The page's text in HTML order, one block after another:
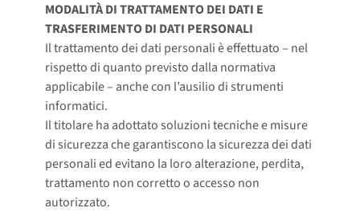
MODALITÀ DI TRATTAMENTO DEI DATI E
TRASFERIMENTO DI DATI PERSONALI
Il trattamento dei dati personali è effettuato – nel
rispetto di quanto previsto dalla normativa
applicabile – anche con l’ausilio di strumenti
informatici.
Il titolare ha adottato soluzioni tecniche e misure
di sicurezza che garantiscono la sicurezza dei dati
personali ed evitano la loro alterazione, perdita,
trattamento non corretto o accesso non
autorizzato.